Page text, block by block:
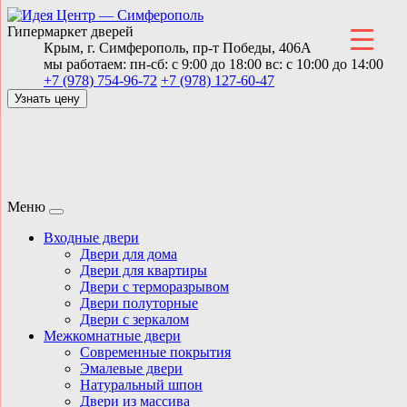
Гипермаркет дверей
Крым, г. Симферополь, пр-т Победы, 406А
мы работаем: пн-сб: с 9:00 до 18:00 вс: с 10:00 до 14:00
+7 (978) 754-96-72 +7 (978) 127-60-47
Узнать цену
Меню
Входные двери
Двери для дома
Двери для квартиры
Двери с терморазрывом
Двери полуторные
Двери с зеркалом
Межкомнатные двери
Современные покрытия
Эмалевые двери
Натуральный шпон
Двери из массива